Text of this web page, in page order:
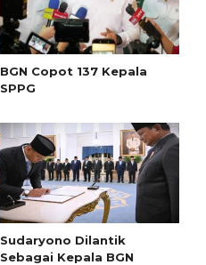
BGN Copot 137 Kepala
SPPG
Sudaryono Dilantik
Sebagai Kepala BGN